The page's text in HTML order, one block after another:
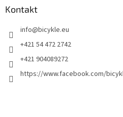
Kontakt
info@bicykle.eu
+421 54 472 2742
+421 904089272
https://www.facebook.com/